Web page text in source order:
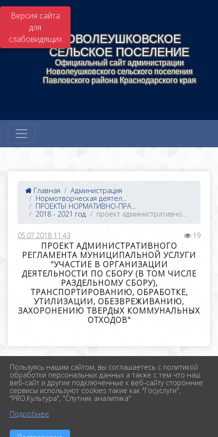
Версия сайта
для
слабовидящихНОВОЛЕУШКОВСКОЕ
СЕЛЬСКОЕ ПОСЕЛЕНИЕ
Официальный сайт администрации
Новолеушковского сельского поселения
Павловского района Краснодарского края
Главная
Администрация
Нормотворческая деятел...
ПРОЕКТЫ НОРМАТИВНО-ПРА...
2018 - 2021 год
проект административно...
05.07.2018 11:43 19
ПРОЕКТ АДМИНИСТРАТИВНОГО
РЕГЛАМЕНТА МУНИЦИПАЛЬНОЙ УСЛУГИ
"УЧАСТИЕ В ОРГАНИЗАЦИИ
ДЕЯТЕЛЬНОСТИ ПО СБОРУ (В ТОМ ЧИСЛЕ
РАЗДЕЛЬНОМУ СБОРУ),
ТРАНСПОРТИРОВАНИЮ, ОБРАБОТКЕ,
УТИЛИЗАЦИИ, ОБЕЗВРЕЖИВАНИЮ,
ЗАХОРОНЕНИЮ ТВЕРДЫХ КОММУНАЛЬНЫХ
ОТХОДОВ"
2026 г. новолеушковское.рф
Вход
Карта сайта
Политика обработки персональных данных
Сделано на KubCMS
Пользуясь нашим сайтом, вы соглашаетесь с политикой
обработки персональных данных а также с тем что наш
веб-сайт и другие подключенные к веб-сайту сторонние
сервисы используют cookies такие как "Госуслуги",
"PRO.Культура", "Спутник аналитика".
Подробнее